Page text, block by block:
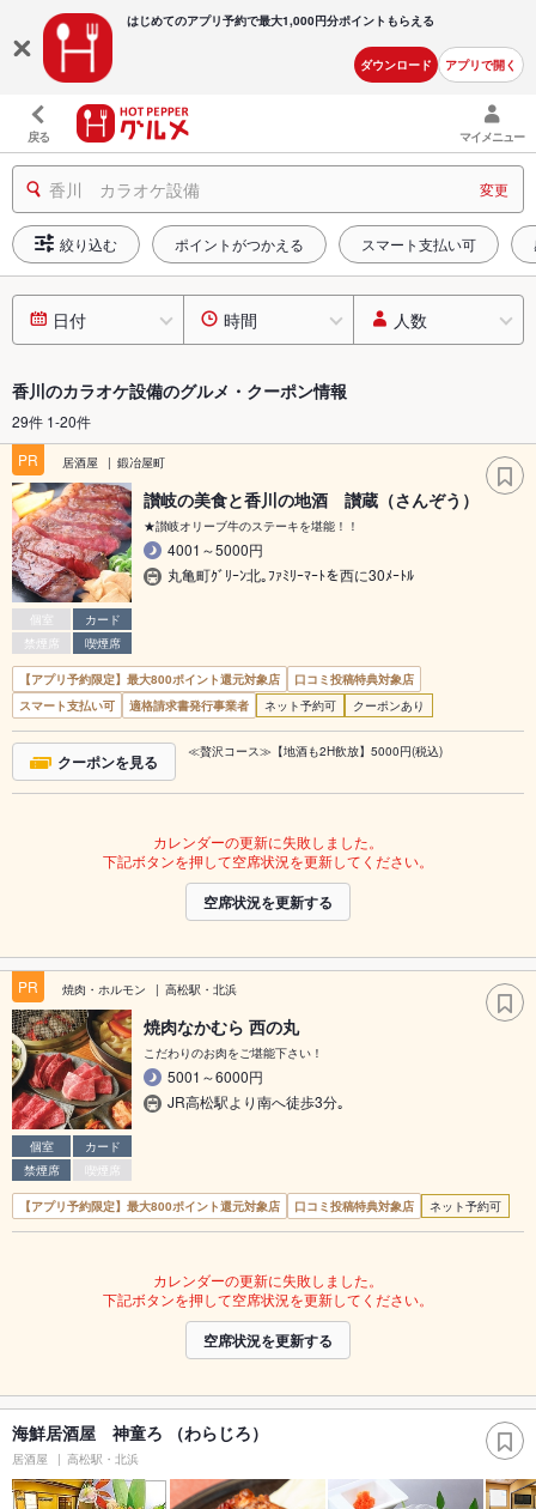
はじめてのアプリ予約で最大1,000円分ポイントもらえる
ダウンロード アプリで開く
戻る マイメニュー
香川 カラオケ設備 変更
絞り込む ポイントがつかえる スマート支払い可
日付 時間 人数
香川のカラオケ設備のグルメ・クーポン情報
29件 1-20件
PR
居酒屋 鍛冶屋町
個室
カード
禁煙席
喫煙席
讃岐の美食と香川の地酒 讃蔵（さんぞう）
★讃岐オリーブ牛のステーキを堪能！！
4001～5000円
丸亀町ｸﾞﾘｰﾝ北｡ﾌｧﾐﾘｰﾏｰﾄを西に30ﾒｰﾄﾙ
【アプリ予約限定】最大800ポイント還元対象店
口コミ投稿特典対象店
スマート支払い可
適格請求書発行事業者 ネット予約可 クーポンあり
クーポンを見る ≪贅沢コース≫【地酒も2H飲放】5000円(税込)
カレンダーの更新に失敗しました。
下記ボタンを押して空席状況を更新してください。
空席状況を更新する
PR 焼肉・ホルモン 高松駅・北浜
個室
カード
禁煙席
喫煙席
焼肉なかむら 西の丸
こだわりのお肉をご堪能下さい！
5001～6000円
JR高松駅より南へ徒歩3分｡
【アプリ予約限定】最大800ポイント還元対象店 口コミ投稿特典対象店 ネット予約可
カレンダーの更新に失敗しました。
下記ボタンを押して空席状況を更新してください。
空席状況を更新する
海鮮居酒屋 神童ろ （わらじろ）
居酒屋 高松駅・北浜